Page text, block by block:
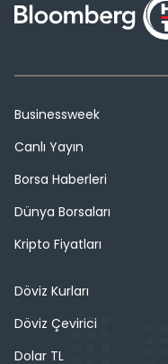
Businessweek
Canlı Yayın
Borsa Haberleri
Dünya Borsaları
Kripto Fiyatları
Döviz Kurları
Döviz Çevirici
Dolar TL